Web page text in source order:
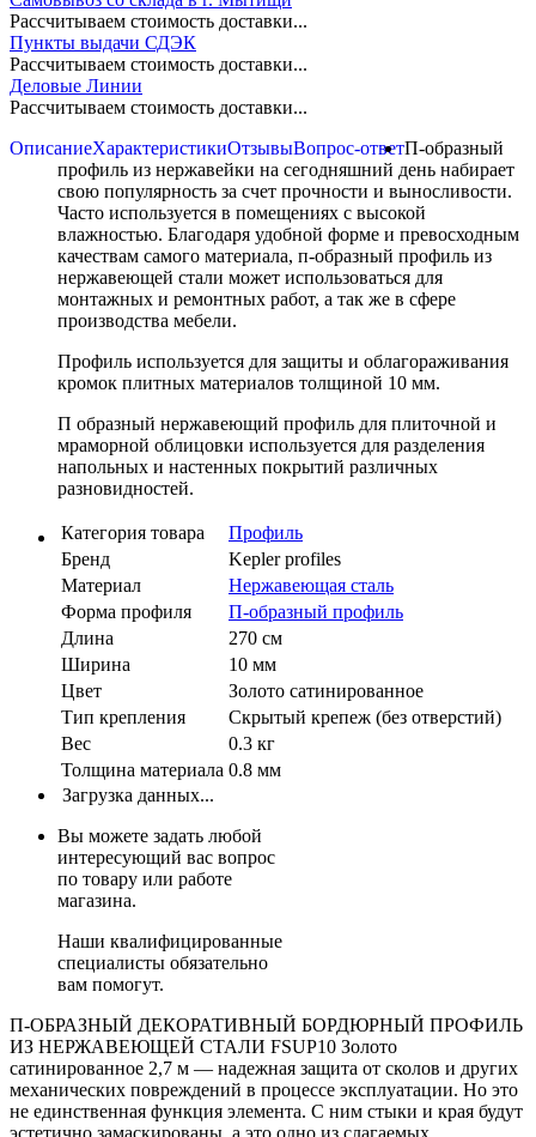
Рассчитываем стоимость доставки...
Пункты выдачи СДЭК
Рассчитываем стоимость доставки...
Деловые Линии
Рассчитываем стоимость доставки...
ОписаниеХарактеристикиОтзывыВопрос-ответП-образный
профиль из нержавейки на сегодняшний день набирает
свою популярность за счет прочности и выносливости.
Часто используется в помещениях с высокой
влажностью. Благодаря удобной форме и превосходным
качествам самого материала, п-образный профиль из
нержавеющей стали может использоваться для
монтажных и ремонтных работ, а так же в сфере
производства мебели.
Профиль используется для защиты и облагораживания
кромок плитных материалов толщиной 10 мм.
П образный нержавеющий профиль для плиточной и
мраморной облицовки используется для разделения
напольных и настенных покрытий различных
разновидностей.
Категория товара
Профиль
Бренд
Kepler profiles
Материал
Нержавеющая сталь
Форма профиля
П-образный профиль
Длина
270 см
Ширина
10 мм
Цвет
Золото сатинированное
Тип крепления
Скрытый крепеж (без отверстий)
Вес
0.3 кг
Толщина материала 0.8 мм
Загрузка данных...
Вы можете задать любой
интересующий вас вопрос
по товару или работе
магазина.
Наши квалифицированные
специалисты обязательно
вам помогут.
П-ОБРАЗНЫЙ ДЕКОРАТИВНЫЙ БОРДЮРНЫЙ ПРОФИЛЬ
ИЗ НЕРЖАВЕЮЩЕЙ СТАЛИ FSUP10 Золото
сатинированное 2,7 м — надежная защита от сколов и других
механических повреждений в процессе эксплуатации. Но это
не единственная функция элемента. С ним стыки и края будут
эстетично замаскированы, а это одно из слагаемых